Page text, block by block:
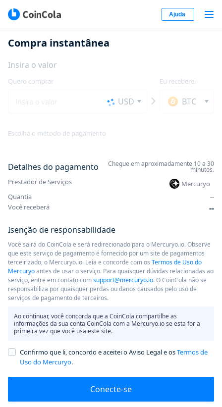
Ajuda
Compra instantânea
Insira o valor
Quero comprar
USD
Eu receberei
BTC
Escolha o método de pagamento
Detalhes do pagamento Chegue em aproximadamente 10 a 30
minutos.
Prestador de Serviços
Mercuryo
Quantia
--
Você receberá
--
Isenção de responsabilidade
Você sairá do CoinCola e será redirecionado para o Mercuryo.io. Observe
que este serviço de pagamento é fornecido por um site de pagamentos
terceirizado, o Mercuryo.io. Leia e concorde com os Termos de Uso do
Mercuryoantes de usar o serviço. Para quaisquer dúvidas relacionadas ao
serviço, entre em contato comsupport@mercuryo.io. O CoinCola não se
responsabiliza por quaisquer perdas ou danos causados ​​pelo uso de
serviços de pagamento de terceiros.
Ao continuar, você concorda que a CoinCola compartilhe as
informações da sua conta CoinCola com a Mercuryo.io se esta for a
primeira vez que você usa este site.
Confirmo que li, concordo e aceitei o Aviso Legal e osTermos de
Uso do Mercuryo.
Conecte-se